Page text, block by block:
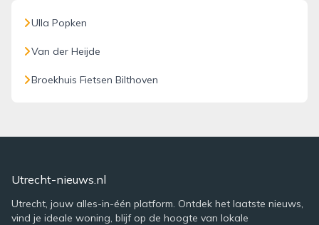
Ulla Popken
Van der Heijde
Broekhuis Fietsen Bilthoven
Utrecht-nieuws.nl
Utrecht, jouw alles-in-één platform. Ontdek het laatste nieuws,
vind je ideale woning, blijf op de hoogte van lokale